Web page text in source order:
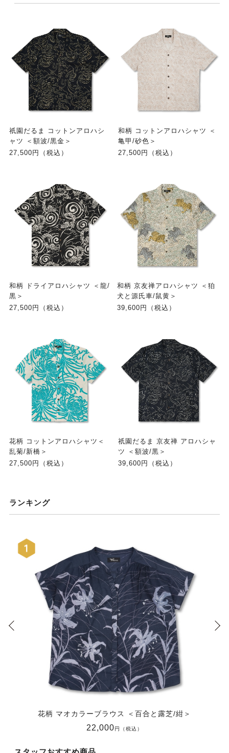
祇園だるま コットンアロハシ
ャツ ＜額波/黒金＞
27,500円（税込）
和柄 コットンアロハシャツ ＜
亀甲/砂色＞
27,500円（税込）
和柄 ドライアロハシャツ ＜龍/
黒＞
27,500円（税込）
和柄 京友禅アロハシャツ ＜狛
犬と源氏車/鼠黄＞
39,600円（税込）
花柄 コットンアロハシャツ＜
乱菊/新橋＞
27,500円（税込）
祇園だるま 京友禅 アロハシャ
ツ ＜額波/黒＞
39,600円（税込）
ランキング
花柄 マオカラーブラウス ＜百合と露芝/紺＞
22,000円（税込）